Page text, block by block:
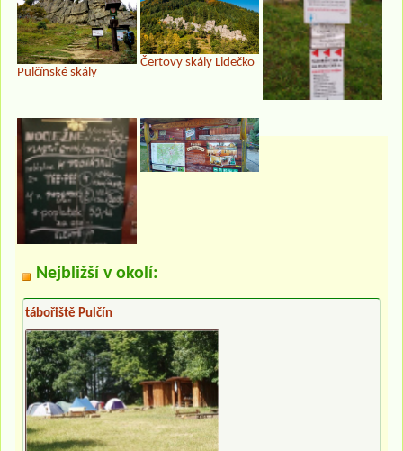
Pulčínské skály
Čertovy skály Lidečko
Nejbližší v okolí:
tábořiště Pulčín